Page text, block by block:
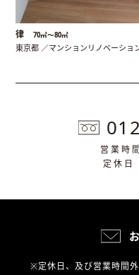
律 70㎡〜80㎡
東京都 ／マンションリノベーショ
営業時
定休日
※定休日、及び営業時間